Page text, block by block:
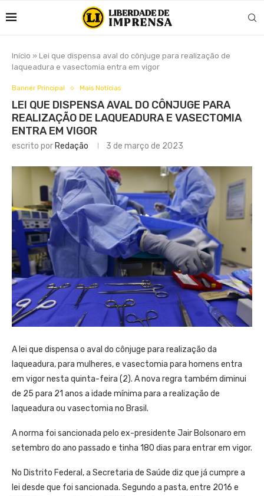
Início » Lei que dispensa aval do cônjuge para realização de
laqueadura e vasectomia entra em vigor
Banner Principal Mais Notícias
LEI QUE DISPENSA AVAL DO CÔNJUGE PARA
REALIZAÇÃO DE LAQUEADURA E VASECTOMIA
ENTRA EM VIGOR
escrito por Redação 3 de março de 2023
A lei que dispensa o aval do cônjuge para realização da
laqueadura, para mulheres, e vasectomia para homens entra
em vigor nesta quinta-feira (2). A nova regra também diminui
de 25 para 21 anos a idade mínima para a realização de
laqueadura ou vasectomia no Brasil.
A norma foi sancionada pelo ex-presidente Jair Bolsonaro em
setembro do ano passado e tinha 180 dias para entrar em vigor.
No Distrito Federal, a Secretaria de Saúde diz que já cumpre a
lei desde que foi sancionada. Segundo a pasta, entre 2016 e